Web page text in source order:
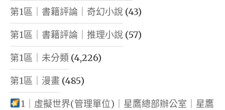
第1區｜書籍評論｜奇幻小說 (43)
第1區｜書籍評論｜推理小說 (57)
第1區｜未分類 (4,226)
第1區｜漫畫 (485)
1｜虛擬世界(管理單位)｜星鷹總部辦公室｜星鷹